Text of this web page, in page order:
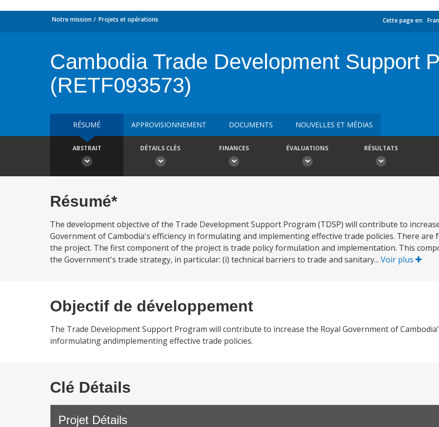
Notre mission Projets et opérations Cette page en:
Cambodia Trade Development Support
(RETF093573)
RÉSUMÉ APPROVISIONNEMENT DOCUMENTS NOUVELLES ET MÉDIAS
ABSTRAIT DÉTAILS CLÉS FINANCES ÉVALUATIONS RÉSULTATS
Résumé*
The development objective of the Trade Development Support Program (TDSP) will contribute to
Government of Cambodia's efficiency in formulating and implementing effective trade policies. There
the project. The first component of the project is trade policy formulation and implementation. This
the Government's trade strategy, in particular: (i) technical barriers to trade and sanitary... Voir plus
Objectif de développement
The Trade Development Support Program will contribute to increase the Royal Government of
informulating andimplementing effective trade policies.
Clé Détails
Projet Détails